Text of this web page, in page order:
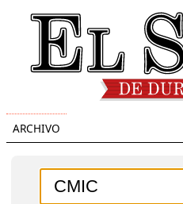
ARCHIVO